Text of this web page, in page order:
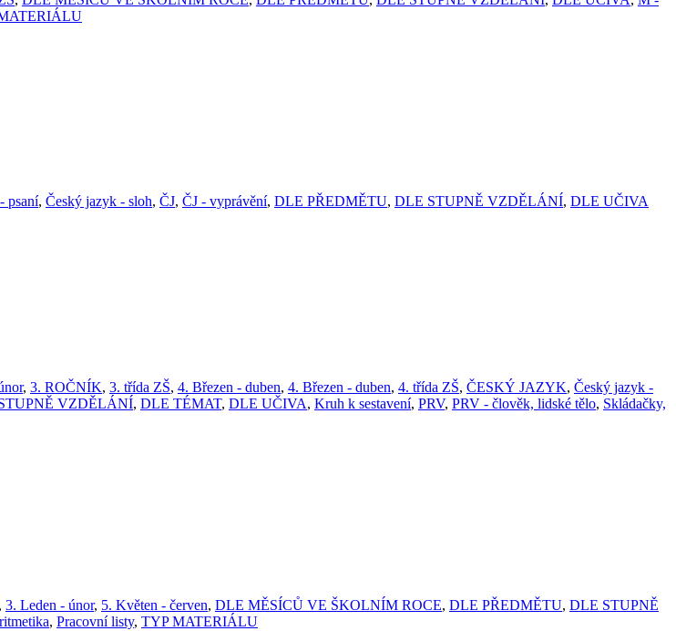
psaní, Český jazyk - sloh, ČJ, ČJ - vyprávění, DLE PŘEDMĚTU, DLE STUPNĚ VZDĚLÁNÍ, DLE UČIVA
, 3. ROČNÍK, 3. třída ZŠ, 4. Březen - duben, 4. Březen - duben, 4. třída ZŠ, ČESKÝ JAZYK, Český jazyk -
VZDĚLÁNÍ, DLE TÉMAT, DLE UČIVA, Kruh k sestavení, PRV, PRV - člověk, lidské tělo, Skládačky,
, 3. Leden - únor, 5. Květen - červen, DLE MĚSÍCŮ VE ŠKOLNÍM ROCE, DLE PŘEDMĚTU, DLE STUPNĚ
, Pracovní listy, TYP MATERIÁLU